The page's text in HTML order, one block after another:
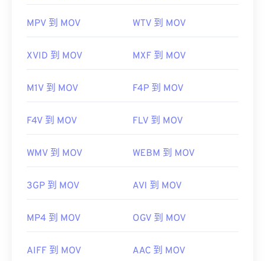
MPV 到 MOV WTV 到 MOV
XVID 到 MOV MXF 到 MOV
M1V 到 MOV F4P 到 MOV
F4V 到 MOV FLV 到 MOV
WMV 到 MOV WEBM 到 MOV
3GP 到 MOV AVI 到 MOV
MP4 到 MOV OGV 到 MOV
AIFF 到 MOV AAC 到 MOV